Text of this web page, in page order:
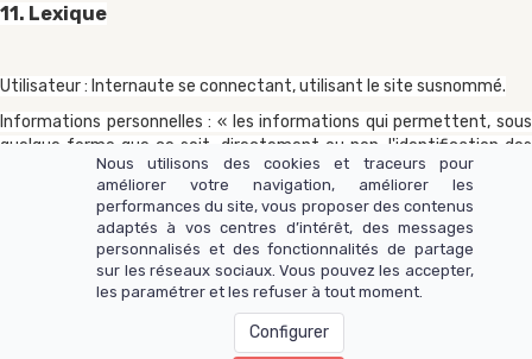
11. Lexique
Utilisateur : Internaute se connectant, utilisant le site susnommé.
Informations personnelles : « les informations qui permettent, sous
quelque forme que ce soit, directement ou non, l'identification des
personnes physiques auxquelles elles s'appliquent » (article 4 de la loi
n° 78-17 du 6 janvier 1978).
@2026 Les Ateliers Digitaux E.Azannadje - Tous
Droits Réservés
Nous utilisons des cookies et traceurs pour
améliorer votre navigation, améliorer les
performances du site, vous proposer des contenus
adaptés à vos centres d’intérêt, des messages
personnalisés et des fonctionnalités de partage
sur les réseaux sociaux. Vous pouvez les accepter,
les paramétrer et les refuser à tout moment.
Configurer